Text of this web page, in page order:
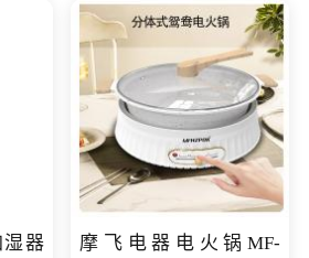
器
摩飞电器电火锅MF-